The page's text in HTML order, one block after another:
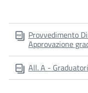
Provvedimento
Approvazione
All. A -